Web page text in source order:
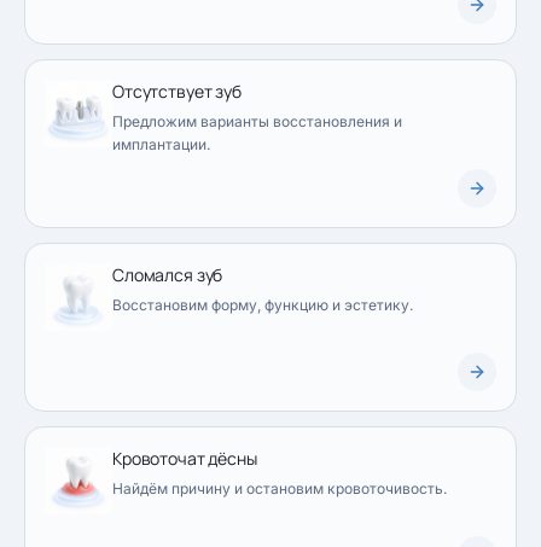
Отсутствует зуб
Предложим варианты восстановления и
имплантации.
Сломался зуб
Восстановим форму, функцию и эстетику.
Кровоточат дёсны
Найдём причину и остановим кровоточивость.